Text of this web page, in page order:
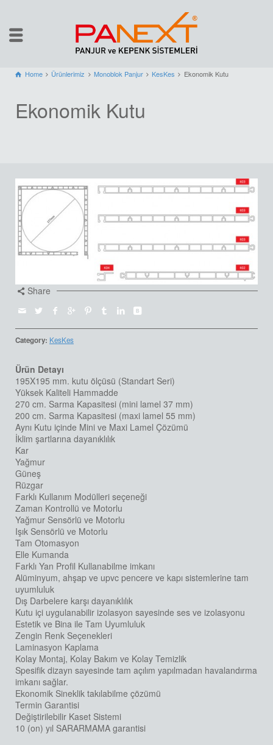
Home Ürünlerimiz Monoblok Panjur KesKes Ekonomik Kutu
Ekonomik Kutu
Share
Category: KesKes
Ürün Detayı
195X195 mm. kutu ölçüsü (Standart Seri)
Yüksek Kaliteli Hammadde
270 cm. Sarma Kapasitesi (mini lamel 37 mm)
200 cm. Sarma Kapasitesi (maxi lamel 55 mm)
Aynı Kutu içinde Mini ve Maxi Lamel Çözümü
İklim şartlarına dayanıklılık
Kar
Yağmur
Güneş
Rüzgar
Farklı Kullanım Modülleri seçeneği
Zaman Kontrollü ve Motorlu
Yağmur Sensörlü ve Motorlu
Işık Sensörlü ve Motorlu
Tam Otomasyon
Elle Kumanda
Farklı Yan Profil Kullanabilme imkanı
Alüminyum, ahşap ve upvc pencere ve kapı sistemlerine tam
uyumluluk
Dış Darbelere karşı dayanıklılık
Kutu içi uygulanabilir izolasyon sayesinde ses ve izolasyonu
Estetik ve Bina ile Tam Uyumluluk
Zengin Renk Seçenekleri
Laminasyon Kaplama
Kolay Montaj, Kolay Bakım ve Kolay Temizlik
Spesifik dizayn sayesinde tam açılım yapılmadan havalandırma
imkanı sağlar.
Ekonomik Sineklik takılabilme çözümü
Termin Garantisi
Değiştirilebilir Kaset Sistemi
10 (on) yıl SARARMAMA garantisi